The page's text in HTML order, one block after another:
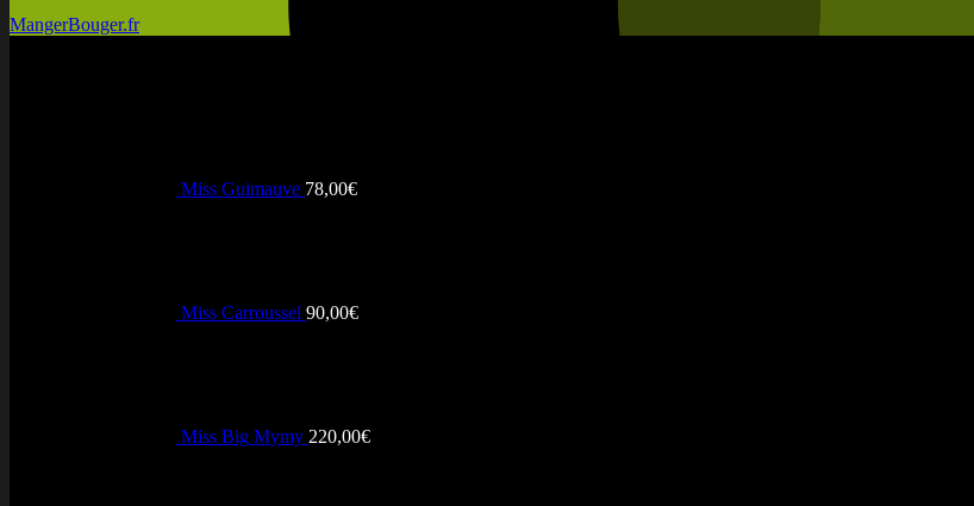
MangerBouger.fr
Miss Guimauve 78,00€
Miss Carroussel 90,00€
Miss Big Mymy 220,00€